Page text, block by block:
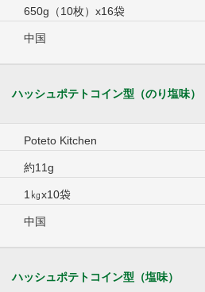
650g（10枚）x16袋
中国
ハッシュポテトコイン型（のり塩味）
Poteto Kitchen
約11g
1㎏x10袋
中国
ハッシュポテトコイン型（塩味）